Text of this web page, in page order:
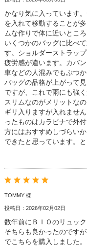
かなり気に入っています
を入れて移動することが
ムな作りで体に近いとこ
いくつかのバッグに比べ
す。ショルダーストラッ
疲労感が違います。カバ
車などの人混みでもぶつ
バッグの品格が上がって
ですが、これで雨にも強
スリムなのがメリットな
ギリ入りますが入れませ
ったものはカラビナで外
方にはおすすめしづらい
できたと思っています。と
TOMMY 様
投稿日：2026年02月02日
数年前にＢＩＯのリュック
そちらも良かったのです
でこちらを購入しました。